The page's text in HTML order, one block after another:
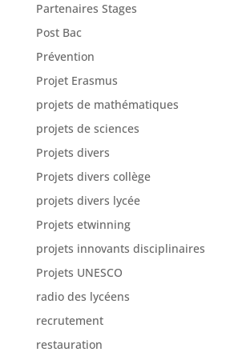
Partenaires Stages
Post Bac
Prévention
Projet Erasmus
projets de mathématiques
projets de sciences
Projets divers
Projets divers collège
projets divers lycée
Projets etwinning
projets innovants disciplinaires
Projets UNESCO
radio des lycéens
recrutement
restauration